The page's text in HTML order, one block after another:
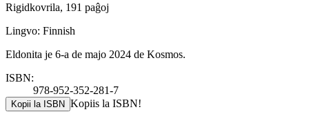
Rigidkovrila, 191 paĝoj
Lingvo: Finnish
Eldonita je 6-a de majo 2024 de Kosmos.
ISBN:
978-952-352-281-7
Kopii la ISBN Kopiis la ISBN!